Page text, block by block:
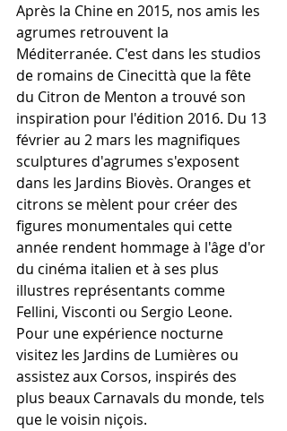
Après la Chine en 2015, nos amis les
agrumes retrouvent la
Méditerranée. C'est dans les studios
de romains de Cinecittà que la fête
du Citron de Menton a trouvé son
inspiration pour l'édition 2016. Du 13
février au 2 mars les magnifiques
sculptures d'agrumes s'exposent
dans les Jardins Biovès. Oranges et
citrons se mèlent pour créer des
figures monumentales qui cette
année rendent hommage à l'âge d'or
du cinéma italien et à ses plus
illustres représentants comme
Fellini, Visconti ou Sergio Leone.
Pour une expérience nocturne
visitez les Jardins de Lumières ou
assistez aux Corsos, inspirés des
plus beaux Carnavals du monde, tels
que le voisin niçois.